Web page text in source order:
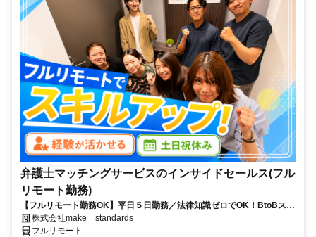
弁護士マッチングサービスのインサイドセールス(フル
リモート勤務)
【フルリモート勤務OK】平日５日勤務／法律知識ゼロでOK！BtoBスキ
ルが身につく営業職
株式会社make standards
フルリモート